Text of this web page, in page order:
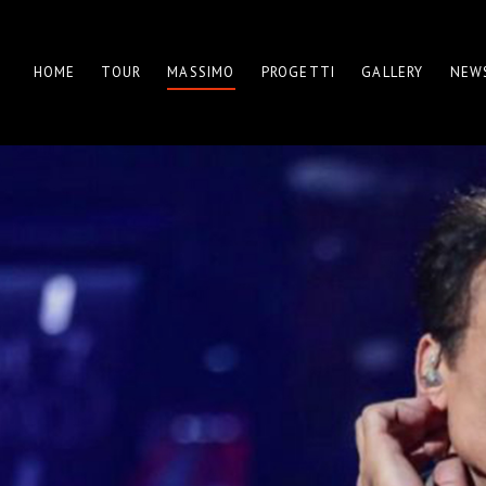
HOME TOUR MASSIMO PROGETTI GALLERY